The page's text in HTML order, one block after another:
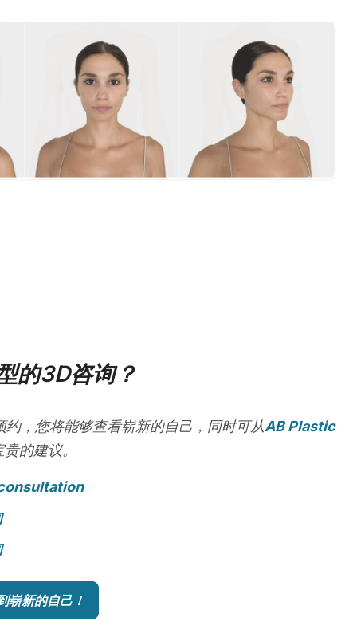
的3D咨询？
约，您将能够查看崭新的自己，同时可从AB Plastic
的建议。
崭新的自己！